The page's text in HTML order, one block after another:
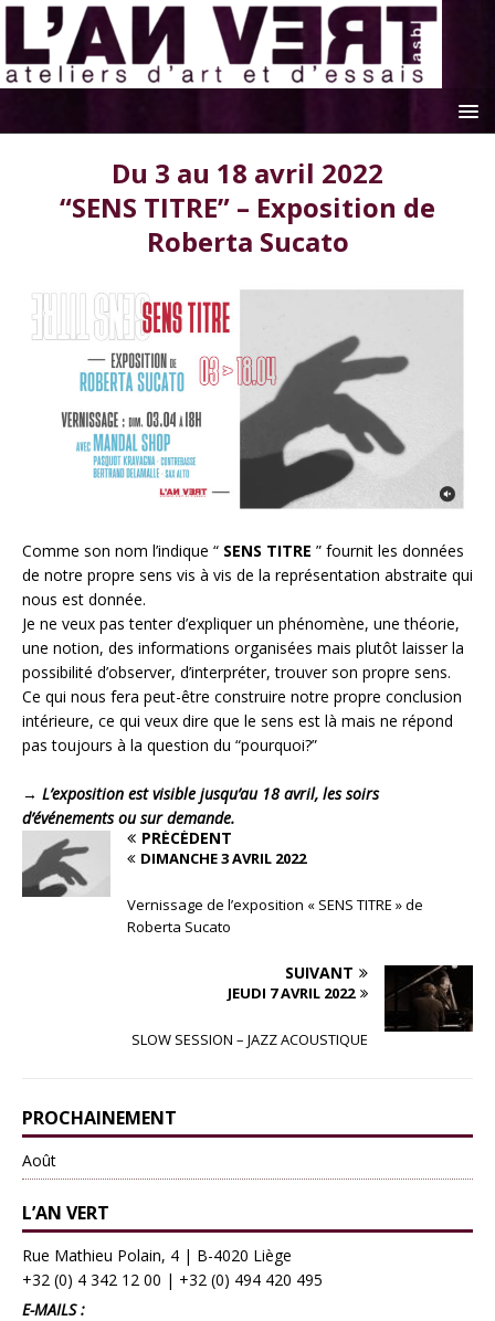
Du 3 au 18 avril 2022
“SENS TITRE” – Exposition de
Roberta Sucato
Comme son nom l’indique “ SENS TITRE ” fournit les données
de notre propre sens vis à vis de la représentation abstraite qui
nous est donnée.
Je ne veux pas tenter d’expliquer un phénomène, une théorie,
une notion, des informations organisées mais plutôt laisser la
possibilité d’observer, d’interpréter, trouver son propre sens.
Ce qui nous fera peut-être construire notre propre conclusion
intérieure, ce qui veux dire que le sens est là mais ne répond
pas toujours à la question du “pourquoi?”
→ L’exposition est visible jusqu’au 18 avril, les soirs
d’événements ou sur demande.
PRÉCÉDENT
DIMANCHE 3 AVRIL 2022
Vernissage de l’exposition « SENS TITRE » de
Roberta Sucato
SUIVANT
JEUDI 7 AVRIL 2022
SLOW SESSION – JAZZ ACOUSTIQUE
PROCHAINEMENT
Août
L’AN VERT
Rue Mathieu Polain, 4 | B-4020 Liège
+32 (0) 4 342 12 00 | +32 (0) 494 420 495
E-MAILS :